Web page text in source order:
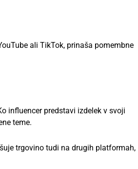
ali TikTok, prinaša pomembne
influencer predstavi izdelek v svoji
teme.
trgovino tudi na drugih platformah,